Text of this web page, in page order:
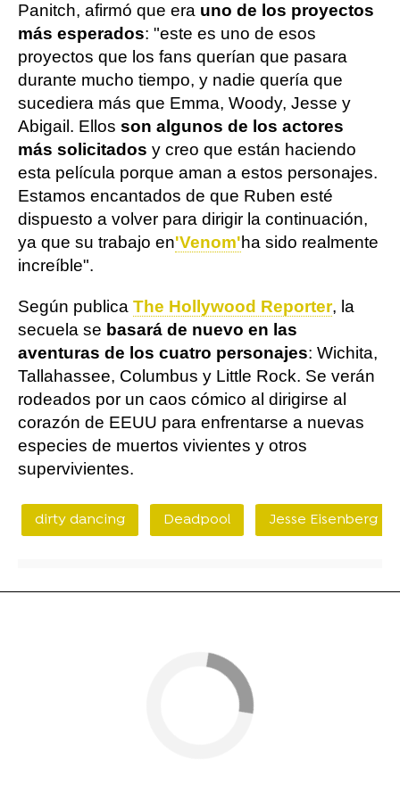
Panitch, afirmó que era uno de los proyectos
más esperados: "este es uno de esos
proyectos que los fans querían que pasara
durante mucho tiempo, y nadie quería que
sucediera más que Emma, Woody, Jesse y
Abigail. Ellos son algunos de los actores
más solicitados y creo que están haciendo
esta película porque aman a estos personajes.
Estamos encantados de que Ruben esté
dispuesto a volver para dirigir la continuación,
ya que su trabajo en'Venom'ha sido realmente
increíble".
Según publica The Hollywood Reporter, la
secuela se basará de nuevo en las
aventuras de los cuatro personajes: Wichita,
Tallahassee, Columbus y Little Rock. Se verán
rodeados por un caos cómico al dirigirse al
corazón de EEUU para enfrentarse a nuevas
especies de muertos vivientes y otros
supervivientes.
dirty dancing Deadpool Jesse Eisenberg